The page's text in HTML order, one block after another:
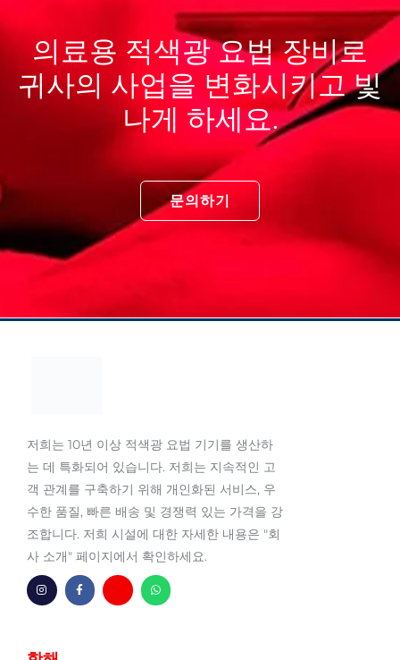
의료용 적색광 요법 장비로
귀사의 사업을 변화시키고 빛
나게 하세요.
문의하기
저희는 10년 이상 적색광 요법 기기를 생산하
는 데 특화되어 있습니다. 저희는 지속적인 고
객 관계를 구축하기 위해 개인화된 서비스, 우
수한 품질, 빠른 배송 및 경쟁력 있는 가격을 강
조합니다. 저희 시설에 대한 자세한 내용은 "회
사 소개" 페이지에서 확인하세요.
인
스
페
이
-
왓
츠